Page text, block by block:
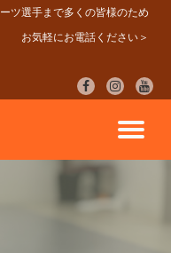
ツ選手まで多くの皆様のため
にお電話ください＞
fa-
facebook
fa-
instagram
fa-
ナ